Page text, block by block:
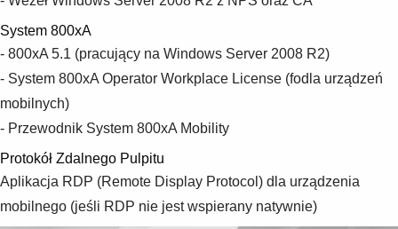
System 800xA
- 800xA 5.1 (pracujący na Windows Server 2008 R2)
- System 800xA Operator Workplace License (fodla urządzeń
mobilnych)
- Przewodnik System 800xA Mobility
Protokół Zdalnego Pulpitu
Aplikacja RDP (Remote Display Protocol) dla urządzenia
mobilnego (jeśli RDP nie jest wspierany natywnie)